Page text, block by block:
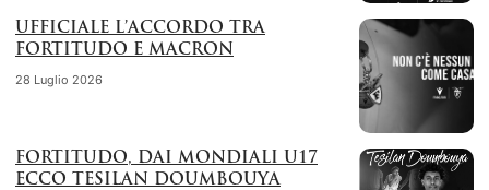
UFFICIALE L’ACCORDO TRA
FORTITUDO E MACRON
28 Luglio 2026
FORTITUDO, DAI MONDIALI U17
ECCO TESILAN DOUMBOUYA